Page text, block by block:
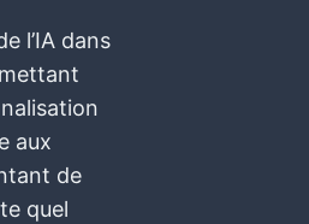
l’IA dans
aux
de
quel